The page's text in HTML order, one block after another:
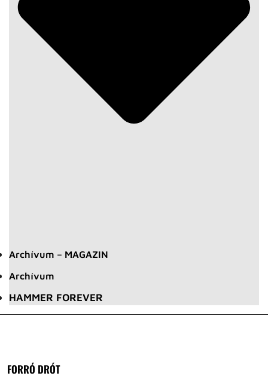
Archívum – MAGAZIN
Archívum
HAMMER FOREVER
FORRÓ DRÓT